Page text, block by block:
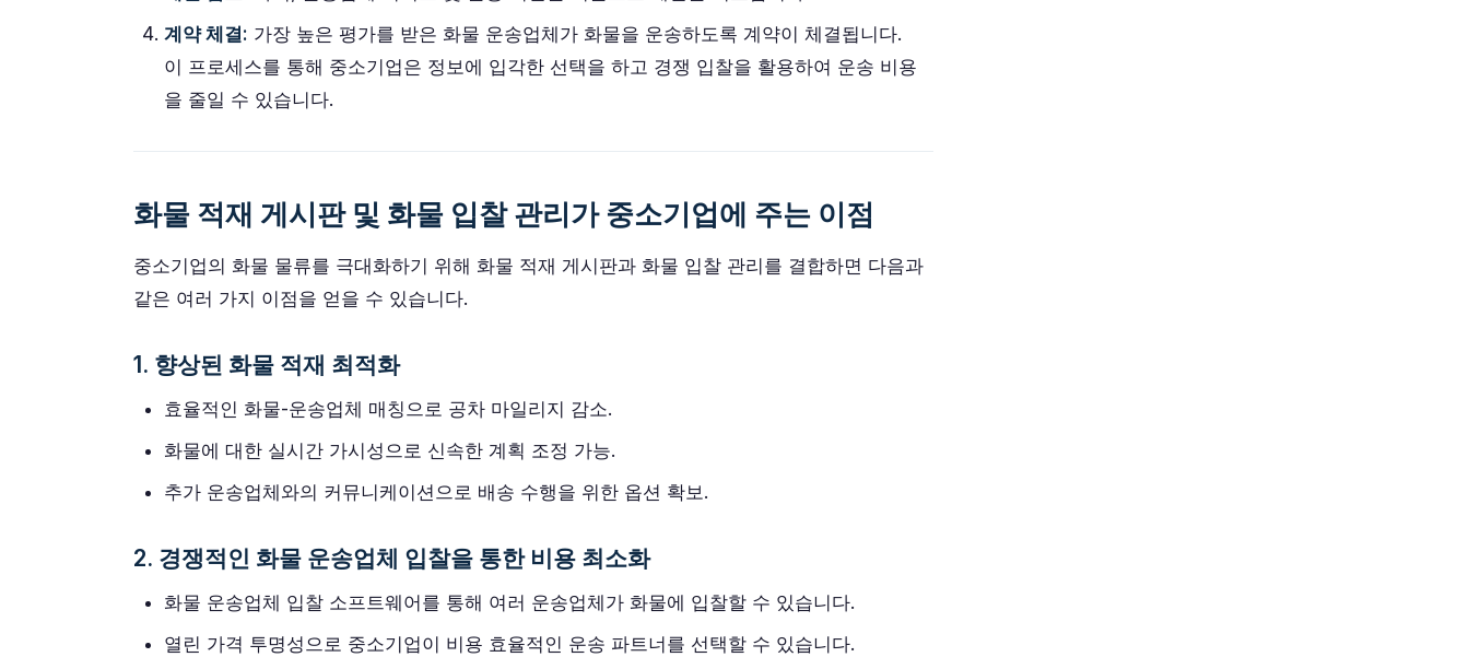
계약 체결: 가장 높은 평가를 받은 화물 운송업체가 화물을 운송하도록 계약이 체결됩니다.
이 프로세스를 통해 중소기업은 정보에 입각한 선택을 하고 경쟁 입찰을 활용하여 운송 비용
을 줄일 수 있습니다.
화물 적재 게시판 및 화물 입찰 관리가 중소기업에 주는 이점
중소기업의 화물 물류를 극대화하기 위해 화물 적재 게시판과 화물 입찰 관리를 결합하면 다음과
같은 여러 가지 이점을 얻을 수 있습니다.
1. 향상된 화물 적재 최적화
효율적인 화물-운송업체 매칭으로 공차 마일리지 감소.
화물에 대한 실시간 가시성으로 신속한 계획 조정 가능.
추가 운송업체와의 커뮤니케이션으로 배송 수행을 위한 옵션 확보.
2. 경쟁적인 화물 운송업체 입찰을 통한 비용 최소화
화물 운송업체 입찰 소프트웨어를 통해 여러 운송업체가 화물에 입찰할 수 있습니다.
열린 가격 투명성으로 중소기업이 비용 효율적인 운송 파트너를 선택할 수 있습니다.